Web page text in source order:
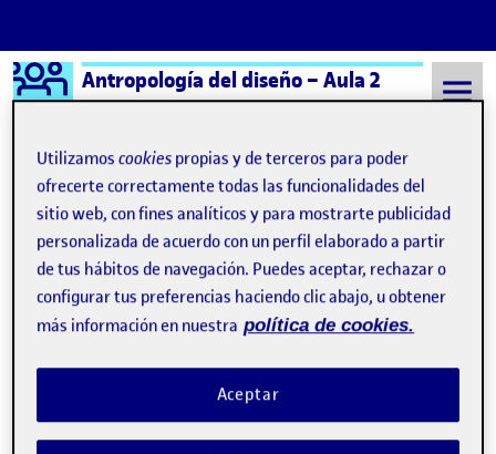
Saltar al contenido
Logo Ágora
Antropología del diseño – Aula 2
Semestre 20241 - Aula 2 19 Noviembre, 2024
19 Noviembre, 2024
Definir la comunidad.
Publicado por
Sarai Hernandez Diaz
Fecha de publicación
-comentario
Utilizamoscookies propias y de terceros para poder
ofrecerte correctamente todas las funcionalidades del
sitio web, con fines analíticos y para mostrarte publicidad
personalizada de acuerdo con un perfil elaborado a partir
de tus hábitos de navegación. Puedes aceptar, rechazar o
configurar tus preferencias haciendo clic abajo, u obtener
más información en nuestra política de cookies.
Aceptar